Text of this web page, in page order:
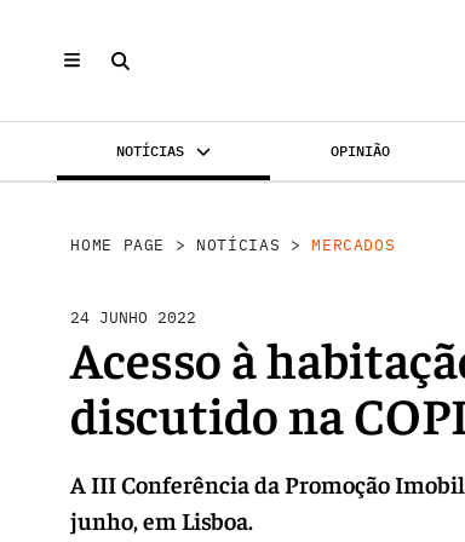
NOTÍCIAS OPINIÃO
HOME PAGE > NOTÍCIAS >MERCADOS
24 JUNHO 2022
Acesso à
discutido na
A III Conferência da Promoção
junho, em Lisboa.